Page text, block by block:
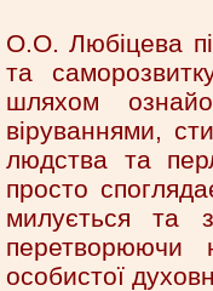
О.О. Любіцева
та
шляхом
віруваннями,
людства та
просто
милується та
перетворюючи
особистої